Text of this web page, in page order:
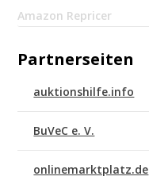
Amazon Repricer
Partnerseiten
auktionshilfe.info
BuVeC e. V.
onlinemarktplatz.de